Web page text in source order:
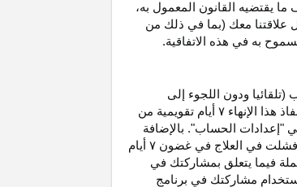
يقتضيه القانون المعمول به،
علاقتنا معك (بما في ذلك من
مسموح به في هذه الاتفاقية.
ودون اللجوء إلى
هذا الإنهاء ۷ أيام تقويمية من
"إعدادات الحساب". بالإضافة
فشلت في العلاج في غضون ۷ أيام
فيما يتعلق بمشاركتك في
مشاركتك في برنامج